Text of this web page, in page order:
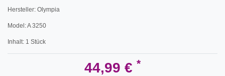
Hersteller: Olympia
Model:A 3250
Inhalt: 1 Stück
44,99 € *